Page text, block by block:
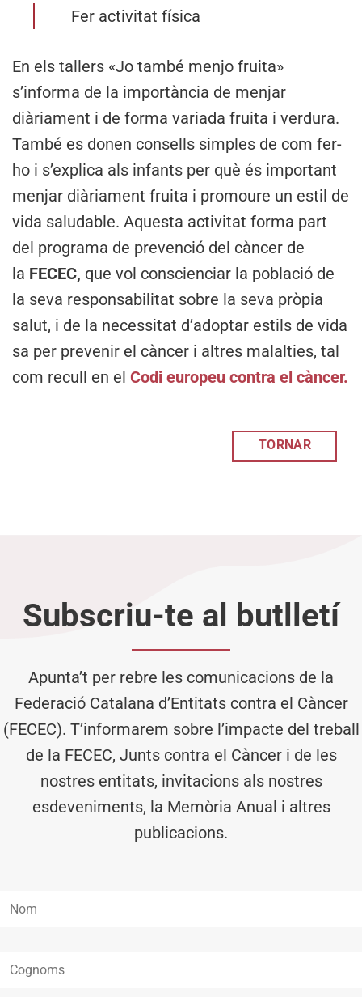
Fer activitat física
En els tallers «Jo també menjo fruita»
s’informa de la importància de menjar
diàriament i de forma variada fruita i verdura.
També es donen consells simples de com fer-
ho i s’explica als infants per què és important
menjar diàriament fruita i promoure un estil de
vida saludable. Aquesta activitat forma part
del programa de prevenció del càncer de
la FECEC, que vol conscienciar la població de
la seva responsabilitat sobre la seva pròpia
salut, i de la necessitat d’adoptar estils de vida
sa per prevenir el càncer i altres malalties, tal
com recull en el Codi europeu contra el càncer.
TORNAR
Subscriu-te al butlletí
Apunta’t per rebre les comunicacions de la
Federació Catalana d’Entitats contra el Càncer
(FECEC). T’informarem sobre l’impacte del treball
de la FECEC, Junts contra el Càncer i de les
nostres entitats, invitacions als nostres
esdeveniments, la Memòria Anual i altres
publicacions.